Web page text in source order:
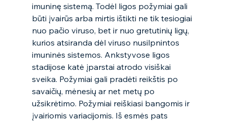
imuninę sistemą. Todėl ligos požymiai gali
būti įvairūs arba mirtis ištikti ne tik tesiogiai
nuo pačio viruso, bet ir nuo gretutinių ligų,
kurios atsiranda dėl viruso nusilpnintos
imuninės sistemos. Ankstyvose ligos
stadijose katė įparstai atrodo visiškai
sveika. Požymiai gali pradėti reikštis po
savaičių, mėnesių ar net metų po
užsikrėtimo. Požymiai reiškiasi bangomis ir
įvairiomis variacijomis. Iš esmės pats